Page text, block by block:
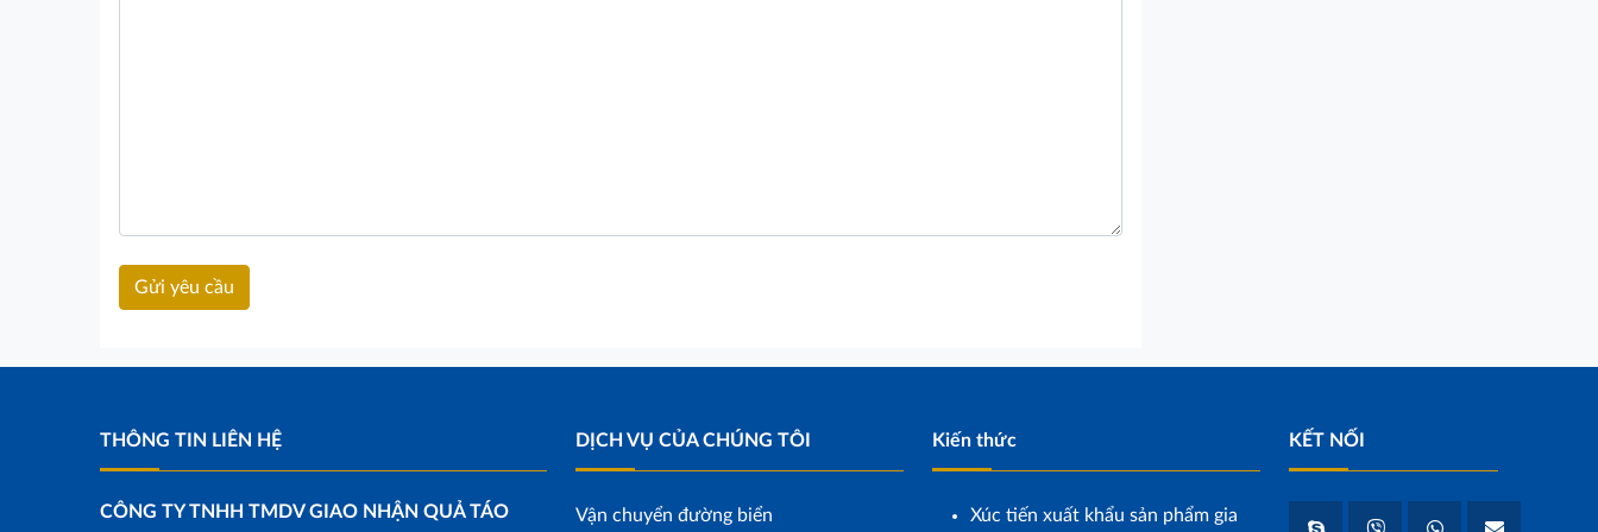
THÔNG TIN LIÊN HỆ
CÔNG TY TNHH TMDV GIAO NHẬN QUẢ TÁO
DỊCH VỤ CỦA CHÚNG TÔI
Vận chuyển đường biển
Kiến thức
Xúc tiến xuất khẩu sản phẩm gia
KẾT NỐI